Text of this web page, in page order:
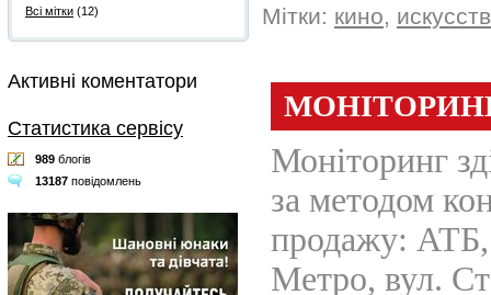
Мітки: кино,
Всі мітки (12)
Активні коментатори
Статистика сервісу
989 блогів
13187 повідомлень